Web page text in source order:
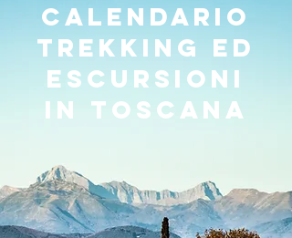
CALENDARIO
TREKKING ED
ESCURSIONI
IN TOSCANA